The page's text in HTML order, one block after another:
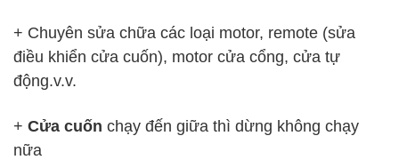
+ Chuyên sửa chữa các loại motor, remote (sửa
điều khiển cửa cuốn), motor cửa cổng, cửa tự
động.v.v.
+ Cửa cuốn chạy đến giữa thì dừng không chạy
nữa